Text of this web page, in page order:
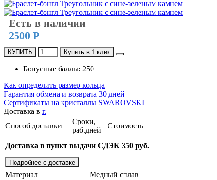
Есть в наличии
2500 Р
КУПИТЬ Купить в 1 клик
Бонусные баллы: 250
Как определить размер кольца
Гарантия обмена и возврата 30 дней
Сертификаты на кристаллы SWAROVSKI
Доставка в г.
Способ доставки
Сроки,
раб.дней
Стоимость
Доставка в пункт выдачи СДЭК 350 руб.
Подробнее о доставке
Материал
Медный сплав